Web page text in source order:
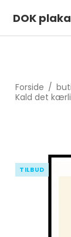
DOK
Forside /
Kald det
TILBUD